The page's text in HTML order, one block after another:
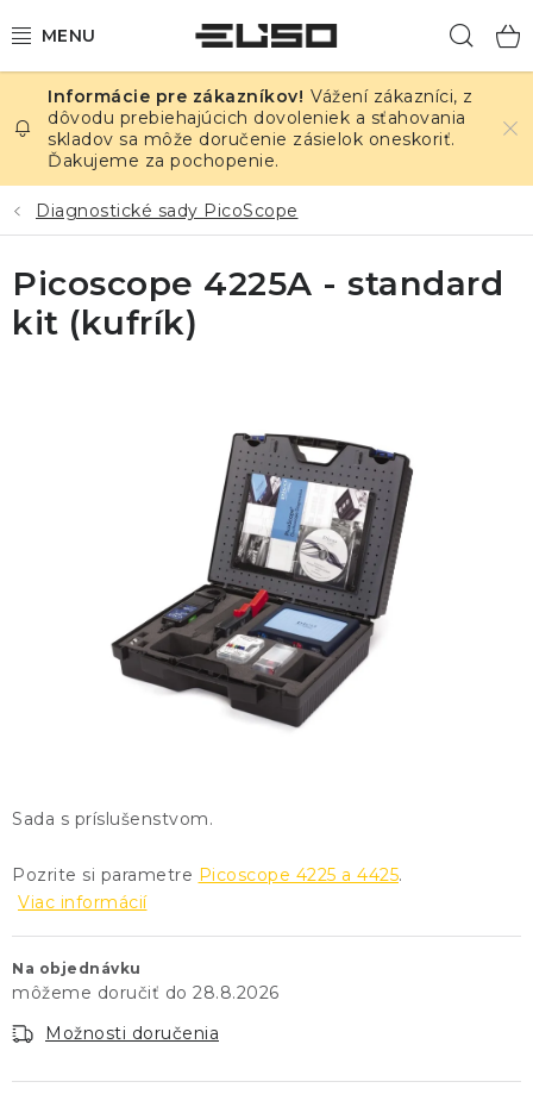
na
ELEKTRINA
TEPLOTA A VLHKOSŤ
TLAK A ÚNIKY
ZÁZNAMNÍKY
GDPR
Vážení zákazníci, z
dôvodu prebiehajúcich dovoleniek a sťahovania
skladov sa môže doručenie zásielok oneskoriť.
Ďakujeme za pochopenie.
Diagnostické sady PicoScope
Sada s príslušenstvom.
Pozrite si parametre Picoscope 4225 a 4425.
Viac informácií
Na objednávku
28.8.2026
Možnosti doručenia
Picoscope 4225A - standard
kit (kufrík)